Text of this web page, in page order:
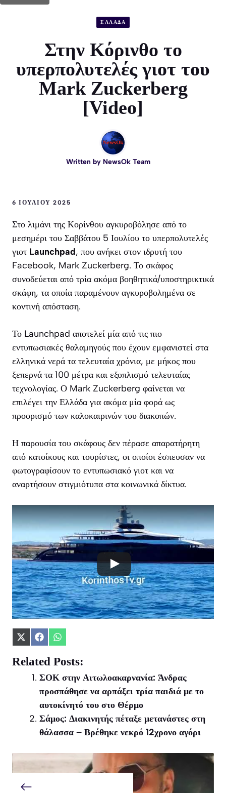
ΕΛΛΑΔΑ
Στην Κόρινθο το
υπερπολυτελές γιοτ του
Mark Zuckerberg
[Video]
Written by NewsOk Team
6 ΙΟΥΛΊΟΥ 2025
Στο λιμάνι της Κορίνθου αγκυροβόλησε από το
μεσημέρι του Σαββάτου 5 Ιουλίου το υπερπολυτελές
γιοτ Launchpad, που ανήκει στον ιδρυτή του
Facebook, Mark Zuckerberg. Το σκάφος
συνοδεύεται από τρία ακόμα βοηθητικά/υποστηρικτικά
σκάφη, τα οποία παραμένουν αγκυροβολημένα σε
κοντινή απόσταση.
Το Launchpad αποτελεί μία από τις πιο
εντυπωσιακές θαλαμηγούς που έχουν εμφανιστεί στα
ελληνικά νερά τα τελευταία χρόνια, με μήκος που
ξεπερνά τα 100 μέτρα και εξοπλισμό τελευταίας
τεχνολογίας. Ο Mark Zuckerberg φαίνεται να
επιλέγει την Ελλάδα για ακόμα μία φορά ως
προορισμό των καλοκαιρινών του διακοπών.
Η παρουσία του σκάφους δεν πέρασε απαρατήρητη
από κατοίκους και τουρίστες, οι οποίοι έσπευσαν να
φωτογραφίσουν το εντυπωσιακό γιοτ και να
αναρτήσουν στιγμιότυπα στα κοινωνικά δίκτυα.
Share
X
(Twitter)
Share
Facebook
Share
WhatsApp
Related Posts:
ΣΟΚ στην Αιτωλοακαρνανία: Άνδρας
προσπάθησε να αρπάξει τρία παιδιά με το
αυτοκίνητό του στο Θέρμο
Σάμος: Διακινητής πέταξε μετανάστες στη
θάλασσα – Βρέθηκε νεκρό 12χρονο αγόρι